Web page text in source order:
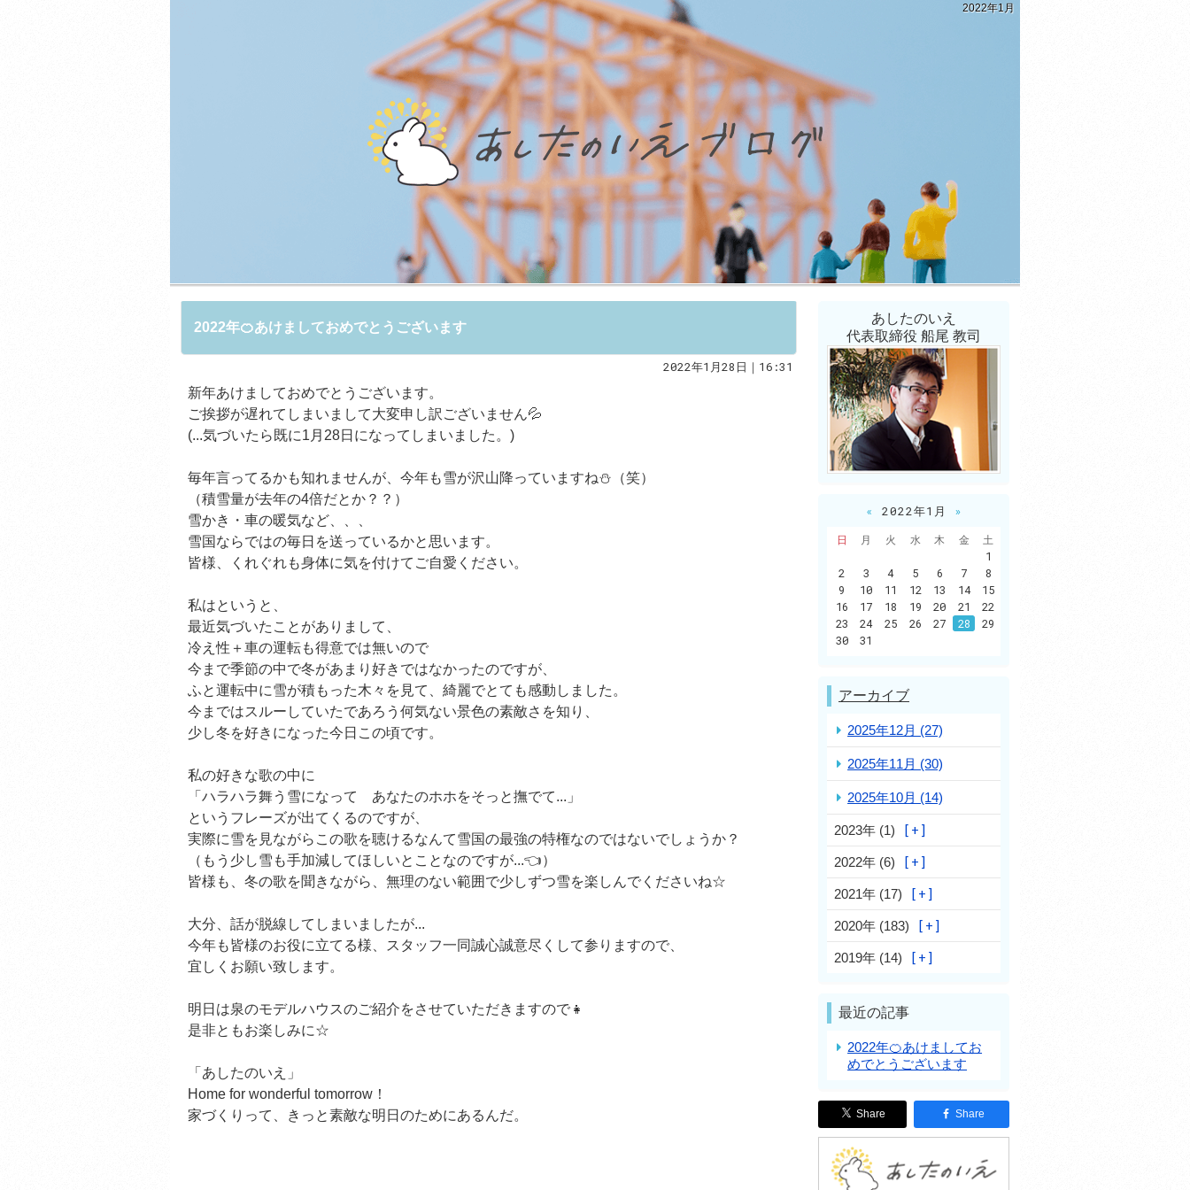
2022年1月
2022年🍊あけましておめでとうございます
2022年1月28日｜16:31
新年あけましておめでとうございます。
ご挨拶が遅れてしまいまして大変申し訳ございません💦
(...気づいたら既に1月28日になってしまいました。)
毎年言ってるかも知れませんが、今年も雪が沢山降っていますね⛄（笑）
（積雪量が去年の4倍だとか？？）
雪かき・車の暖気など、、、
雪国ならではの毎日を送っているかと思います。
皆様、くれぐれも身体に気を付けてご自愛ください。
私はというと、
最近気づいたことがありまして、
冷え性＋車の運転も得意では無いので
今まで季節の中で冬があまり好きではなかったのですが、
ふと運転中に雪が積もった木々を見て、綺麗でとても感動しました。
今まではスルーしていたであろう何気ない景色の素敵さを知り、
少し冬を好きになった今日この頃です。
私の好きな歌の中に
「ハラハラ舞う雪になって あなたのホホをそっと撫でて...」
というフレーズが出てくるのですが、
実際に雪を見ながらこの歌を聴けるなんて雪国の最強の特権なのではないでしょうか？
（もう少し雪も手加減してほしいとことなのですが...👈）
皆様も、冬の歌を聞きながら、無理のない範囲で少しずつ雪を楽しんでくださいね☆
大分、話が脱線してしまいましたが...
今年も皆様のお役に立てる様、スタッフ一同誠心誠意尽くして参りますので、
宜しくお願い致します。
明日は泉のモデルハウスのご紹介をさせていただきますので👧
是非ともお楽しみに☆
「あしたのいえ」
Home for wonderful tomorrow！
家づくりって、きっと素敵な明日のためにあるんだ。
あしたのいえ
代表取締役 船尾 教司
« 2022年1月
»
日
月 火 水 木 金
土
1
2
3 4 5 6 7
8
9
10 11 12 13 14
15
16
17 18 19 20 21
22
23
24 25 26 27 28
29
30
31
アーカイブ
2025年12月 (27)
2025年11月 (30)
2025年10月 (14)
2023年 (1)
2022年 (6)
2021年 (17)
2020年 (183)
2019年 (14)
最近の記事
2022年🍊あけましてお
めでとうございます
Share Share